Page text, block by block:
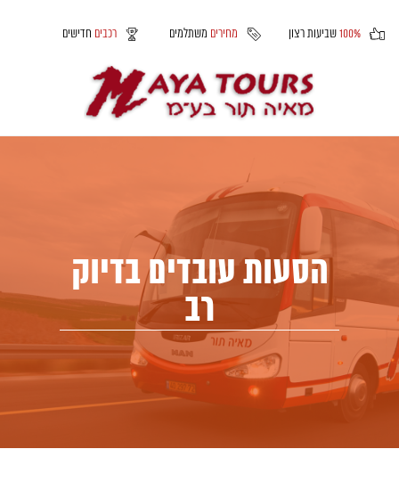
100%שביעות רצון מחירים משתלמים רכבים חדישים
הסעות עובדים בדיוק
רב